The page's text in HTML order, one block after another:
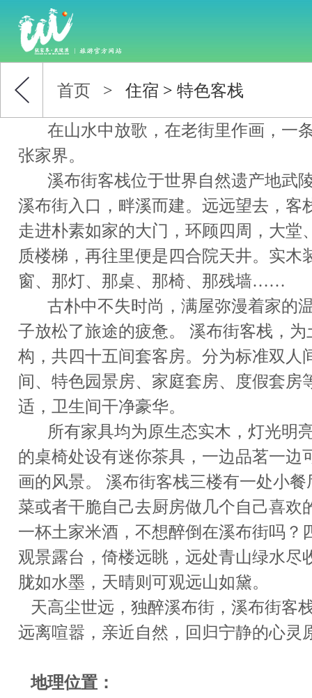
首页 > 住宿 > 特色客栈
在山水中放歌，在老街里作画， 一
张家界。
溪布街客栈位于世界自然遗产地武
溪布街入口，畔溪而建。远远望去，客
走进朴素如家的大门，环顾四周，大堂
质楼梯，再往里便是四合院天井。实木
窗、那灯、那桌、那椅、那残墙……
古朴中不失时尚，满屋弥漫着家的
子放松了旅途的疲惫。 溪布街客栈，为
构，共四十五间套客房。分为标准双人
间、特色园景房、家庭套房、度假套房
适，卫生间干净豪华。
所有家具均为原生态实木，灯光明
的桌椅处设有迷你茶具，一边品茗一边
画的风景。 溪布街客栈三楼有一处小
菜或者干脆自己去厨房做几个自己喜欢
一杯土家米酒，不想醉倒在溪布街吗？
观景露台，倚楼远眺，远处青山绿水尽
胧如水墨，天晴则可观远山如黛。
天高尘世远，独醉溪布街，溪布街客
远离喧嚣，亲近自然，回归宁静的心灵
地理位置：